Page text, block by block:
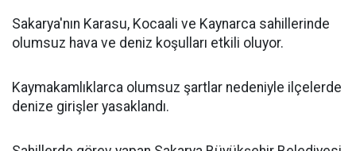
Sakarya'nın Karasu, Kocaali ve Kaynarca sahillerinde
olumsuz hava ve deniz koşulları etkili oluyor.
Kaymakamlıklarca olumsuz şartlar nedeniyle ilçelerde
denize girişler yasaklandı.